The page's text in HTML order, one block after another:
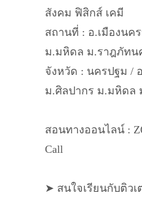
สังคม ฟิสิกส์ เคมี
สถานที่ : อ.เมืองนค
ม.มหิดล ม.ราฎภัทน
จังหวัด : นครปฐม /
ม.ศิลปากร ม.มหิดล
สอนทางออนไลน์ :
Call
➤ สนใจเรียนกับติว